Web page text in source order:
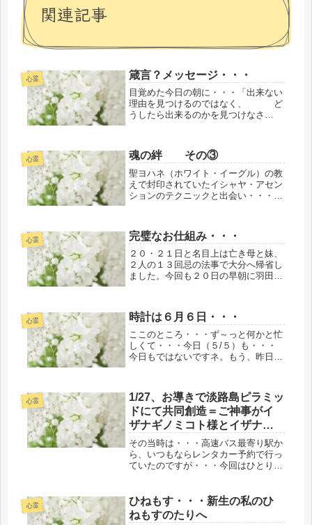
関連記事
心霊 箴言？メッセージ・・・
目覚めた今日の朝に・・・「出来ない
理由を見つけるのではなく、 ど
うしたら出来るのかを見つけなさ
うをあ～でもないこ～でもないと優先
的に知らないうちに考えたり思ってし
まう自...
心霊 魂の絆 その③
聖ヨハネ（ホワイト・イーグル）の教
えで封印されていたイシャヤ・アセン
ションのテクニックと出会い・・・も
ョップの初期の頃だから・・・かなり
の年数が経っていることは間違いあ
り...
心霊 完璧なお仕組み・・・
２０・２１日と名目上は亡き母と妹、
２人の１３回忌の法事で大分へ帰省し
ました。今回も２０日の早朝に羽田空
の光のプロジェクト関連をはじめ、こ
の８年と半年間は何も考えない・想わ
な...
心霊 時計は６月６日・・・
ここのところ・・・ず～っと何かと忙
しくて・・・今日（５/５）も・・・
今日もではないですネ。もう、昨日に
日付が変わっていた。昨日は、１昨夜
から鎌倉の大仏様からお導きをいただ
い...
心霊
1/27、お導きで淡路島ピラミッ
ドにて共同創造＝ご神事がイ
ザナギノミコト様とイザナミ
ノミコト様とのmission（パイ
プ役にて遂行あり）!!
その当時は・・・高速バス最寄り駅か
ら、いつもならレンタカー予約で行っ
ていたのですが・・・今回はひとりと
もあり・・・もっとも、今回は運転し
たくないという私なりに珍しい？選択
肢のタクシー利用しかなくて、正解だ
心霊
ひねもす・・・新生の私のひ
ねもすのたりへ